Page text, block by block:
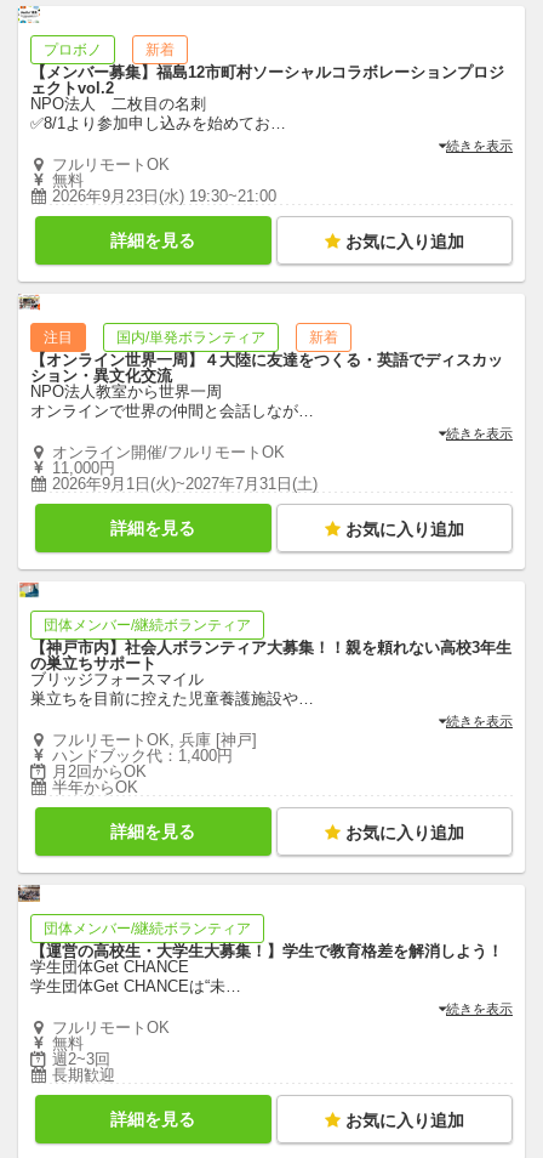
プロボノ 新着
【メンバー募集】福島12市町村ソーシャルコラボレーションプロジ
ェクトvol.2
NPO法人 二枚目の名刺
✅8/1より参加申し込みを始めてお…
続きを表示
フルリモートOK
無料
2026年9月23日(水) 19:30~21:00
詳細を見る お気に入り追加
注目 国内/単発ボランティア 新着
【オンライン世界一周】４大陸に友達をつくる・英語でディスカッ
ション・異文化交流
NPO法人教室から世界一周
オンラインで世界の仲間と会話しなが…
続きを表示
オンライン開催/フルリモートOK
11,000円
2026年9月1日(火)~2027年7月31日(土)
詳細を見る お気に入り追加
団体メンバー/継続ボランティア
【神戸市内】社会人ボランティア大募集！！親を頼れない高校3年生
の巣立ちサポート
ブリッジフォースマイル
巣立ちを目前に控えた児童養護施設や…
続きを表示
フルリモートOK, 兵庫 [神戸]
ハンドブック代：1,400円
月2回からOK
半年からOK
詳細を見る お気に入り追加
団体メンバー/継続ボランティア
【運営の高校生・大学生大募集！】学生で教育格差を解消しよう！
学生団体Get CHANCE
学生団体Get CHANCEは“未…
続きを表示
フルリモートOK
無料
週2~3回
長期歓迎
詳細を見る お気に入り追加